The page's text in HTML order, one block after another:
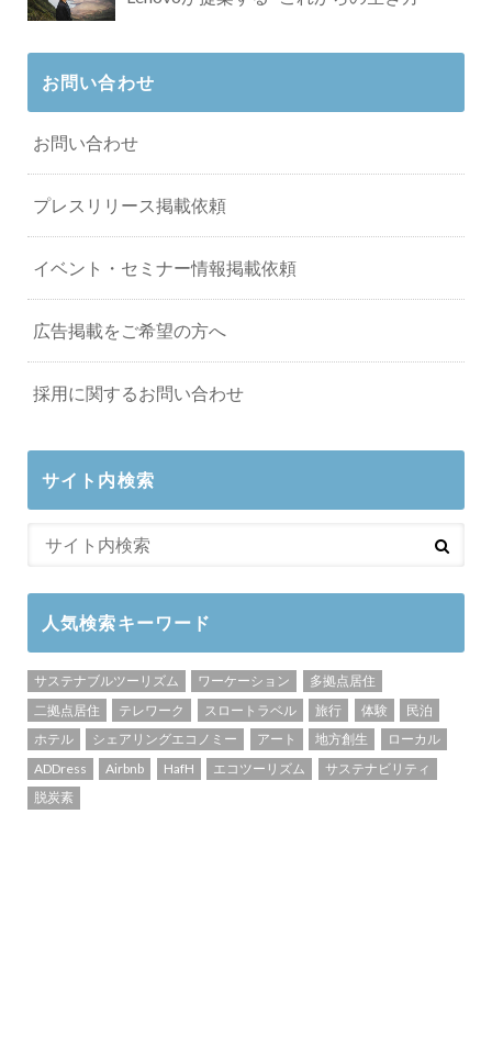
お問い合わせ
お問い合わせ
プレスリリース掲載依頼
イベント・セミナー情報掲載依頼
広告掲載をご希望の方へ
採用に関するお問い合わせ
サイト内検索
人気検索キーワード
サステナブルツーリズム ワーケーション
多拠点居住
二拠点居住
テレワーク スロートラベル 旅行 体験
民泊
ホテル
シェアリングエコノミー アート 地方創生
ローカル
ADDress
Airbnb HafH エコツーリズム
サステナビリティ
脱炭素